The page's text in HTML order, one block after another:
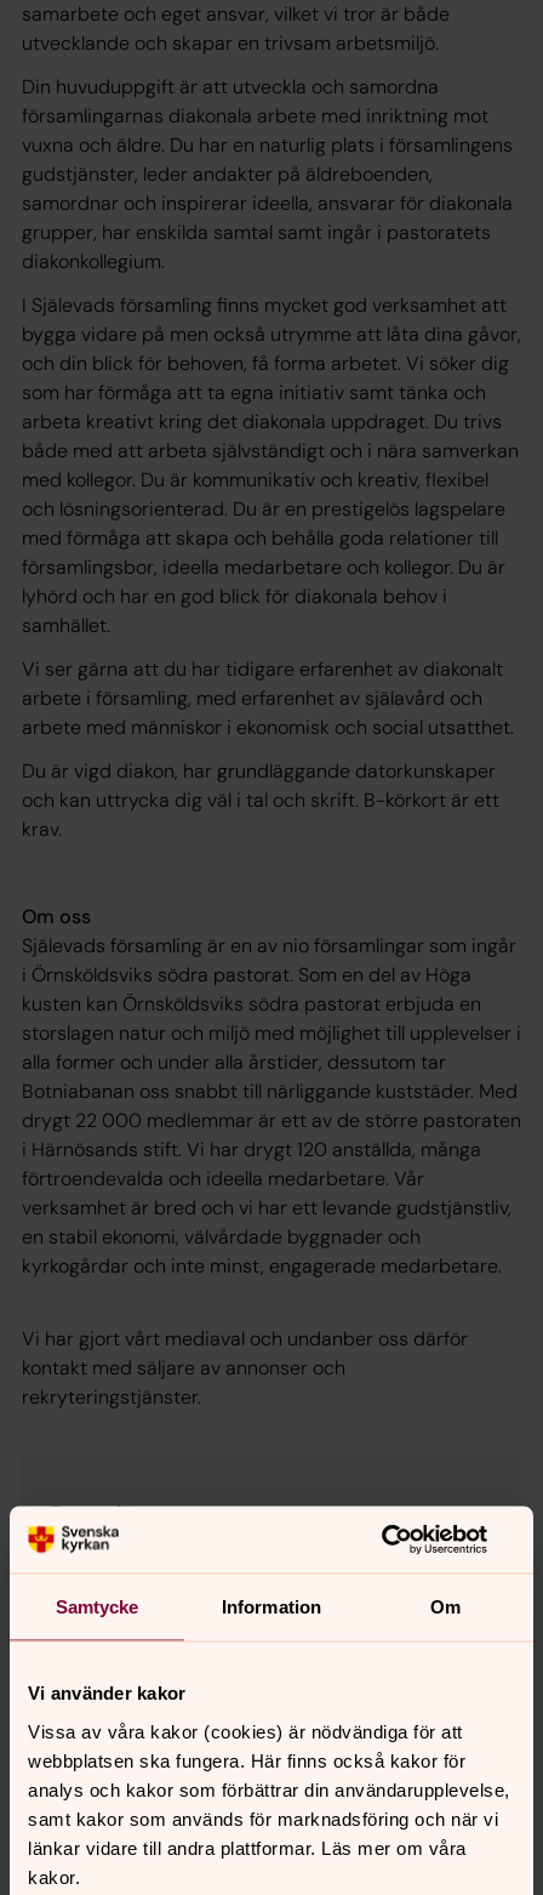
Samtycke Information Om
Vi använder kakor
Vissa av våra kakor (cookies) är nödvändiga för att
webbplatsen ska fungera. Här finns också kakor för
analys och kakor som förbättrar din användarupplevelse,
samt kakor som används för marknadsföring och när vi
länkar vidare till andra plattformar. Läs mer om våra
kakor.
samarbete och eget ansvar, vilket vi tror är både
utvecklande och skapar en trivsam arbetsmiljö.
Din huvuduppgift är att utveckla och samordna
församlingarnas diakonala arbete med inriktning mot
vuxna och äldre. Du har en naturlig plats i församlingens
gudstjänster, leder andakter på äldreboenden,
samordnar och inspirerar ideella, ansvarar för diakonala
grupper, har enskilda samtal samt ingår i pastoratets
diakonkollegium.
I Själevads församling finns mycket god verksamhet att
bygga vidare på men också utrymme att låta dina gåvor,
och din blick för behoven, få forma arbetet. Vi söker dig
som har förmåga att ta egna initiativ samt tänka och
arbeta kreativt kring det diakonala uppdraget. Du trivs
både med att arbeta självständigt och i nära samverkan
med kollegor. Du är kommunikativ och kreativ, flexibel
och lösningsorienterad. Du är en prestigelös lagspelare
med förmåga att skapa och behålla goda relationer till
församlingsbor, ideella medarbetare och kollegor. Du är
lyhörd och har en god blick för diakonala behov i
samhället.
Vi ser gärna att du har tidigare erfarenhet av diakonalt
arbete i församling, med erfarenhet av själavård och
arbete med människor i ekonomisk och social utsatthet.
Du är vigd diakon, har grundläggande datorkunskaper
och kan uttrycka dig väl i tal och skrift. B-körkort är ett
krav.
Om oss
Själevads församling är en av nio församlingar som ingår
i Örnsköldsviks södra pastorat. Som en del av Höga
kusten kan Örnsköldsviks södra pastorat erbjuda en
storslagen natur och miljö med möjlighet till upplevelser i
alla former och under alla årstider, dessutom tar
Botniabanan oss snabbt till närliggande kuststäder. Med
drygt 22 000 medlemmar är ett av de större pastoraten
i Härnösands stift. Vi har drygt 120 anställda, många
förtroendevalda och ideella medarbetare. Vår
verksamhet är bred och vi har ett levande gudstjänstliv,
en stabil ekonomi, välvårdade byggnader och
kyrkogårdar och inte minst, engagerade medarbetare.
Vi har gjort vårt mediaval och undanber oss därför
kontakt med säljare av annonser och
rekryteringstjänster.
Om tjänsten
Placeringsort: Örnsköldsvik, Västernorrlands län
Ansök senast 16 augusti
Anställningsform
Tillsvidareanställning
Heltid
Publiceringsdatum
2026-06-23
Löneform